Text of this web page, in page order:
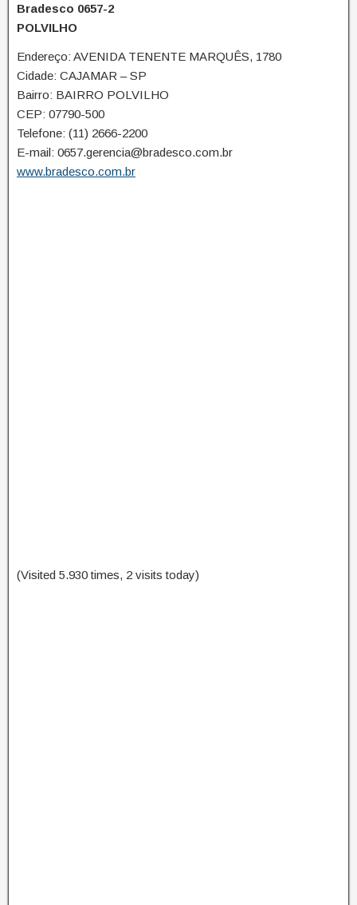
Bradesco 0657-2
POLVILHO
Endereço: AVENIDA TENENTE MARQUÊS, 1780
Cidade: CAJAMAR – SP
Bairro: BAIRRO POLVILHO
CEP: 07790-500
Telefone: (11) 2666-2200
E-mail: 0657.gerencia@bradesco.com.br
www.bradesco.com.br
(Visited 5.930 times, 2 visits today)